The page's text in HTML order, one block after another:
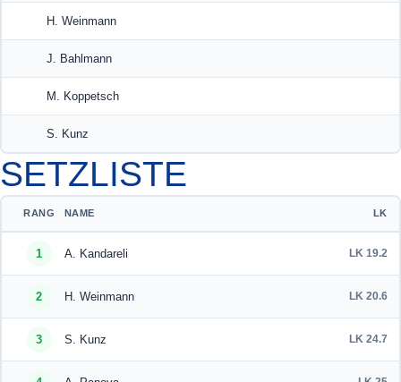
H. Weinmann
J. Bahlmann
M. Koppetsch
S. Kunz
SETZLISTE
RANG NAME LK
1 A. Kandareli LK 19.2
2 H. Weinmann LK 20.6
3 S. Kunz LK 24.7